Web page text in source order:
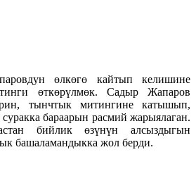
өлкөгө кайтып келишине
өткөрүлмөк. Садыр Жапаров
тынчтык митингине катышып,
бараарын расмий жарыялаган.
бийлик өзүнүн алсыздыгын
башаламандыкка жол берди.